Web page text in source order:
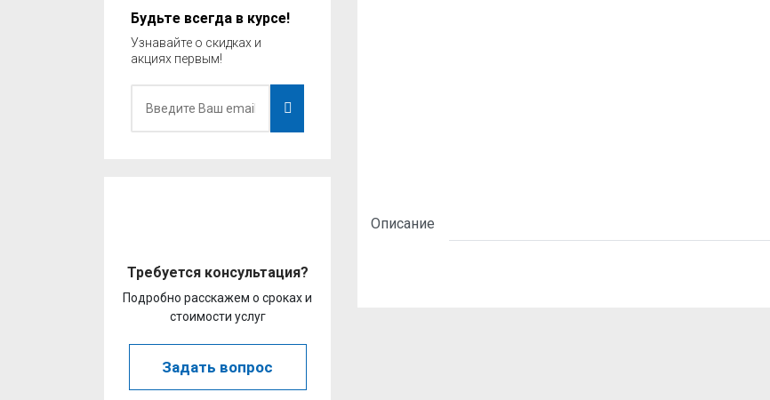
Будьте всегда в курсе!
Узнавайте о скидках и
акциях первым!
Требуется консультация?
Подробно расскажем о сроках и
стоимости услуг
Задать вопрос
Описание